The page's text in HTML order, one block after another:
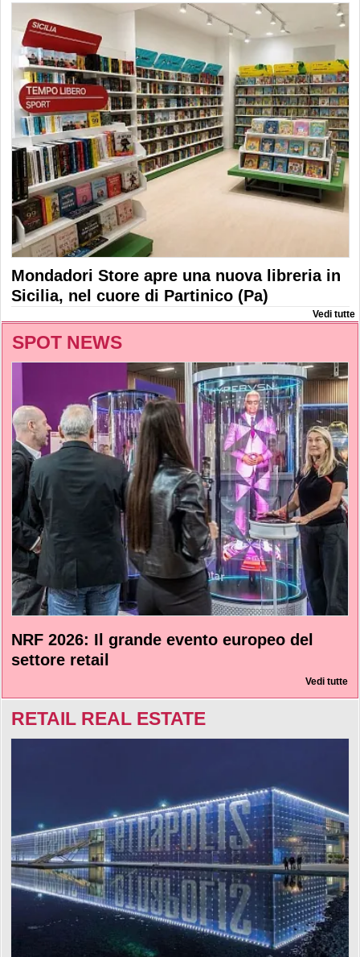
Mondadori Store apre una nuova libreria in
Sicilia, nel cuore di Partinico (Pa)
Vedi tutte
SPOT NEWS
NRF 2026: Il grande evento europeo del
settore retail
Vedi tutte
RETAIL REAL ESTATE